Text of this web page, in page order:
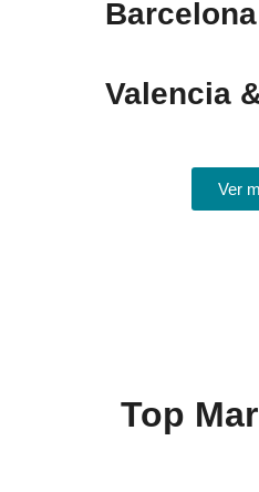
Valencia
Ver
Top